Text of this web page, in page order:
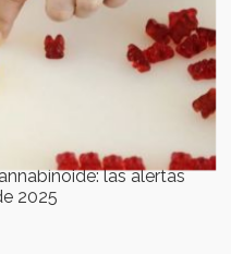
las alertas
2025